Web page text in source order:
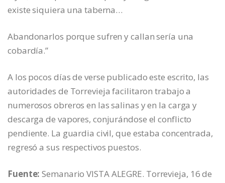
existe siquiera una taberna…
Abandonarlos porque sufren y callan sería una
cobardía.”
A los pocos días de verse publicado este escrito, las
autoridades de Torrevieja facilitaron trabajo a
numerosos obreros en las salinas y en la carga y
descarga de vapores, conjurándose el conflicto
pendiente. La guardia civil, que estaba concentrada,
regresó a sus respectivos puestos.
Fuente: Semanario VISTA ALEGRE. Torrevieja, 16 de